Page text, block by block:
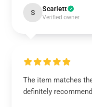
S Scarlett
Verified owner
The item matches
definitely